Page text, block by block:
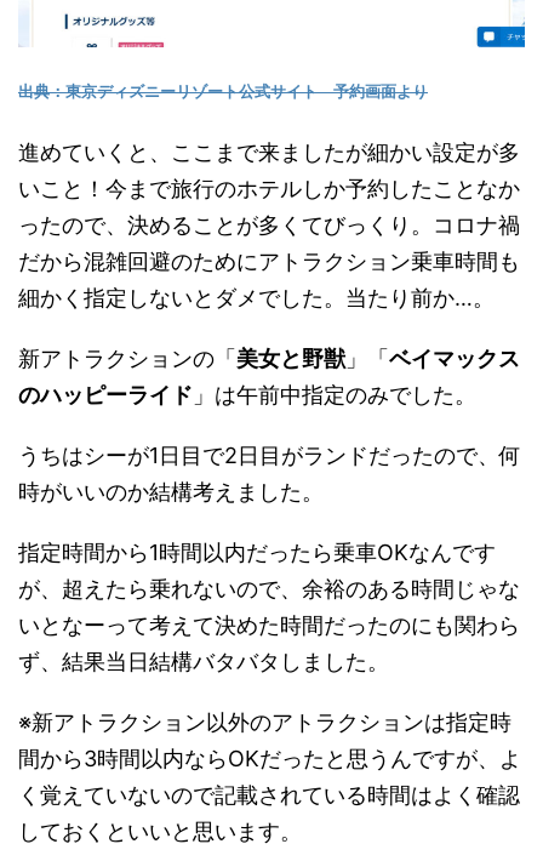
出典：東京ディズニーリゾート公式サイト 予約画面より
進めていくと、ここまで来ましたが細かい設定が多
いこと！今まで旅行のホテルしか予約したことなか
ったので、決めることが多くてびっくり。コロナ禍
だから混雑回避のためにアトラクション乗車時間も
細かく指定しないとダメでした。当たり前か…。
新アトラクションの「 美女と野獣 」「 ベイマックス
のハッピーライド 」は午前中指定のみでした。
うちはシーが1日目で2日目がランドだったので、何
時がいいのか結構考えました。
指定時間から1時間以内だったら乗車OKなんです
が、超えたら乗れないので、余裕のある時間じゃな
いとなーって考えて決めた時間だったのにも関わら
ず、結果当日結構バタバタしました。
※新アトラクション以外のアトラクションは指定時
間から3時間以内ならOKだったと思うんですが、よ
く覚えていないので記載されている時間はよく確認
しておくといいと思います。